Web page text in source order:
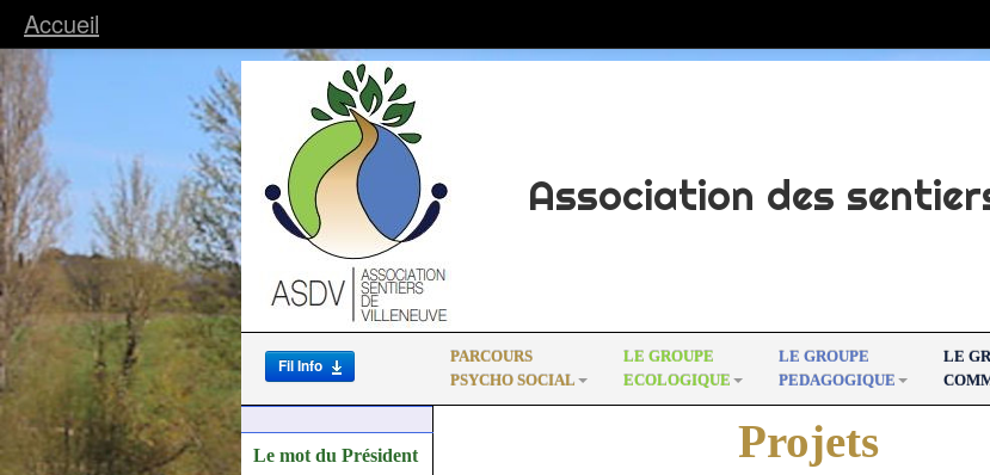
Accueil
Association des
PARCOURS
PSYCHO SOCIAL
LE GROUPE
ECOLOGIQUE
LE GROUPE
PEDAGOGIQUE
LE
Fil Info
Le mot du Président Projets